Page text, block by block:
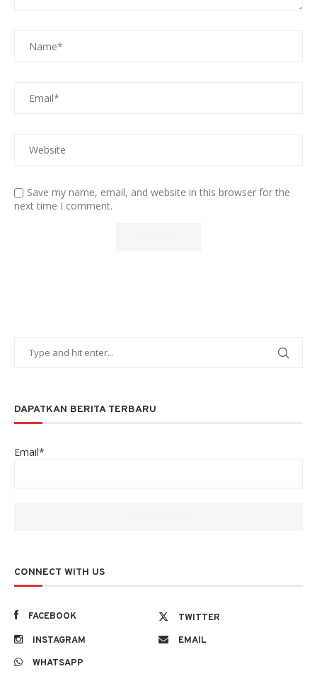
Save my name, email, and website in this browser for the
next time I comment.
DAPATKAN BERITA TERBARU
Email*
CONNECT WITH US
FACEBOOK
TWITTER
INSTAGRAM
EMAIL
WHATSAPP